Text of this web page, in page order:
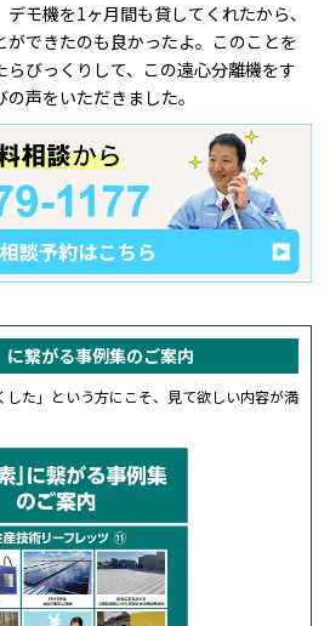
モ機を1ヶ月間も貸してくれたから、
できたのも良かったよ。このことを
びっくりして、この遠心分離機をす
声をいただきました。
に繋がる事例集のご案内
した」という方にこそ、見て欲しい内容が満